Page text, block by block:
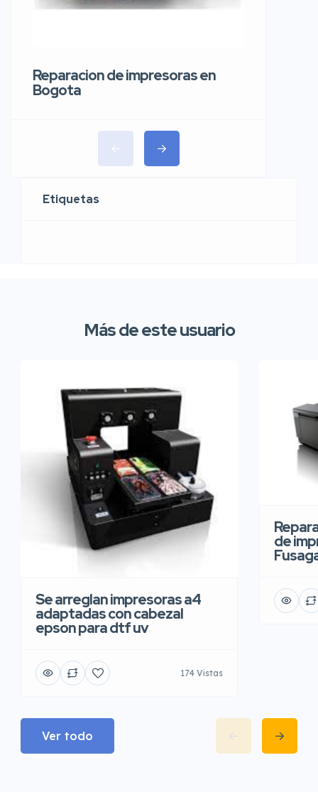
Reparacion de impresoras en
Bogota
Etiquetas
Más de este usuario
Se arreglan impresoras a4
adaptadas con cabezal
epson para dtf uv
174 Vistas
de
Ver todo